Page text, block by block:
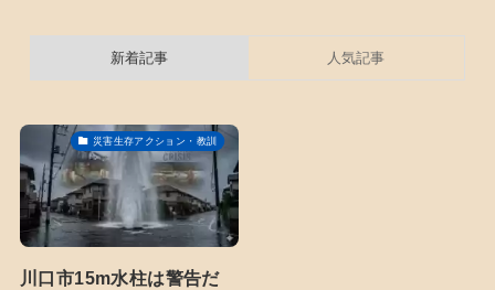
新着記事 人気記事
災害生存アクション・教訓
川口市15m水柱は警告だ